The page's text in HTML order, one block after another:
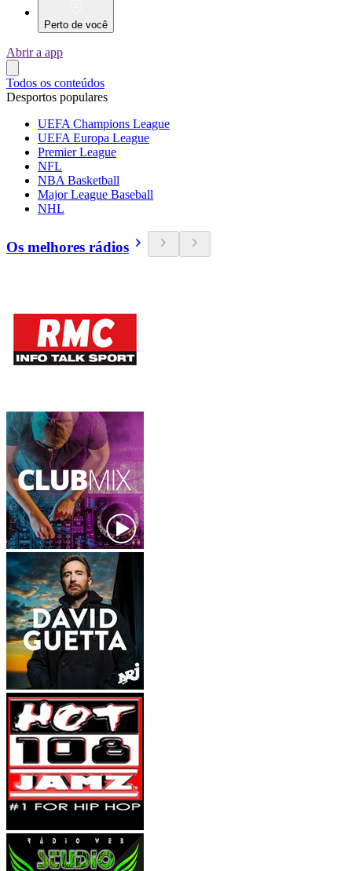
Perto de você
Abrir a app
Todos os conteúdos
Desportos populares
UEFA Champions League
UEFA Europa League
Premier League
NFL
NBA Basketball
Major League Baseball
NHL
Os melhores rádios